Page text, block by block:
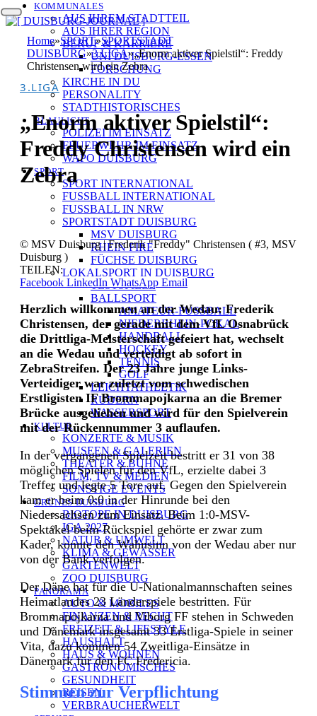
KOMMUNALES
AUS IHREM STADTTEIL
AUS IHRER REGION
BERUF & KARRIERE
UNI DUISBURG-ESSEN
FORSCHUNG
KIRCHE IN DU
PERSONALITY
STADTHISTORISCHES
BLAULICHT
POLIZEI IM EINSATZ
FEUERWEHR IM EINSATZ
WAPO DUISBURG
SPORT
SPORT INTERNATIONAL
FUSSBALL INTERNATIONAL
FUSSBALL IN NRW
SPORTSTADT DUISBURG
MSV DUISBURG
RHEIN FIRE
FÜCHSE DUISBURG
LOKALSPORT IN DUISBURG
TESTSPIELE
BALLSPORT
AMATEUR-FUSSBALL
NIEDERRHEIN-POKAL
HANDBALL
HOCKEY
TENNIS
GOLF
LEICHTATHLETIK
RUDERN
WASSERSPORT
KULTUR
KONZERTE & MUSIK
MUSEEN & GALERIEN
THEATER & BÜHNE
FILM, TV & MEDIEN
SONSTIGE EVENTS
GRÜNES DUISBURG
BIOTOPE IN DUISBURG
IGA 2027
NATUR & UMWELT
KLIMA & GEWÄSSER
GARTENWELT
ZOO DUISBURG
PANORAMA
AUTO & MOBILES
FINANZEN & RECHT
FREIZEIT & LIFESTYLE
HAUSHALT
HAUS & WOHNEN
GASTRONOMISCHES
GESUNDHEIT
REISEN
VERBRAUCHERWELT
Home»SPORT»SPORTSTADT
DUISBURG»3.LIGA»„Enorm aktiver Spielstil“: Freddy
Christensen wird ein Zebra
3.LIGA
„Enorm aktiver Spielstil“:
Freddy Christensen wird ein
Zebra
© MSV Duisburg | Frederik "Freddy" Christensen ( #3, MSV
Duisburg )
TEILEN:
Facebook LinkedIn WhatsApp Email
Herzlich willkommen an der Wedau: Frederik
Christensen, der gerade mit dem VfL Osnabrück
die Drittliga-Meisterschaft gefeiert hat, wechselt
an die Wedau und verteidigt ab sofort in
ZebraStreifen. Der 23 Jahre junge Links-
Verteidiger war zuletzt vom schwedischen
Erstligisten IF Brommapojkarna an die Bremer
Brücke ausgeliehen und wird für den Spielverein
mit der Rückennummer 3 auflaufen.
In der vergangenen Spielzeit bestritt er 31 von 38
möglichen Spielen für den VfL, erzielte dabei 3
Treffer und legte 5 Tore auf. Gegen den Spielverein
kam er beim 0:0 in der Hinrunde bei den
Niedersachsen zum Einsatz. Beim 1:0-MSV-
Spektakel beim Rückspiel gehörte er zwar zum
Kader, konnte den Wahnsinn von der Wedau aber nur
von der Bank verfolgen.
Der Däne hat für die U-Nationalmannschaften seines
Heimatlandes 23 Länderspiele bestritten. Für
Brommapojkarna und Viborg FF stehen in Schweden
und Dänemark insgesamt 33 Erstliga-Spiele in seiner
Vita, dazu kommen 54 Zweitliga-Einsätze in
Dänemark für den FC Fredericia.
Stimmen zur Verpflichtung